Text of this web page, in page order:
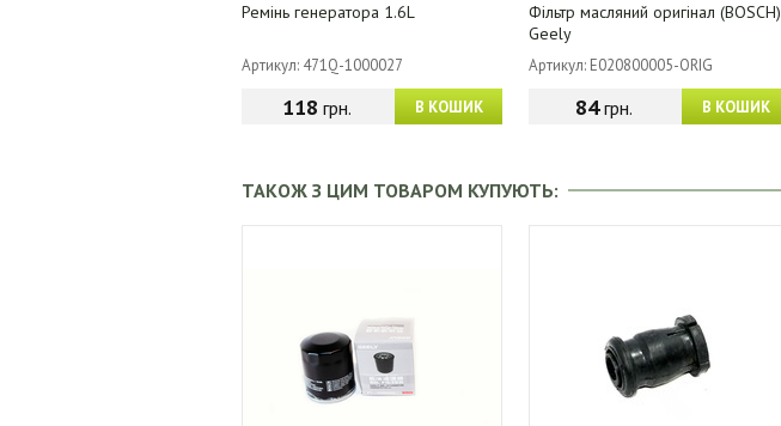
Ремінь генератора 1.6L
Артикул: 471Q-1000027
В КОШИК
118 грн.
Фільтр масляний оригінал (BOSCH)
Geely
Артикул: E020800005-ORIG
В КОШИК
84грн.
ТАКОЖ З ЦИМ ТОВАРОМ КУПУЮТЬ: